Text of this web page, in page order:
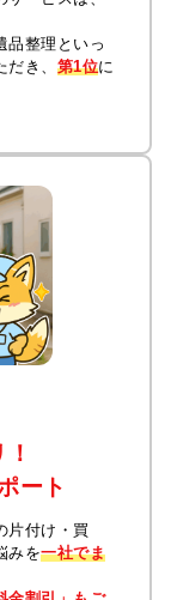
品整理といっ
き、 第1位に
ート
片付け・買
みを一社でま